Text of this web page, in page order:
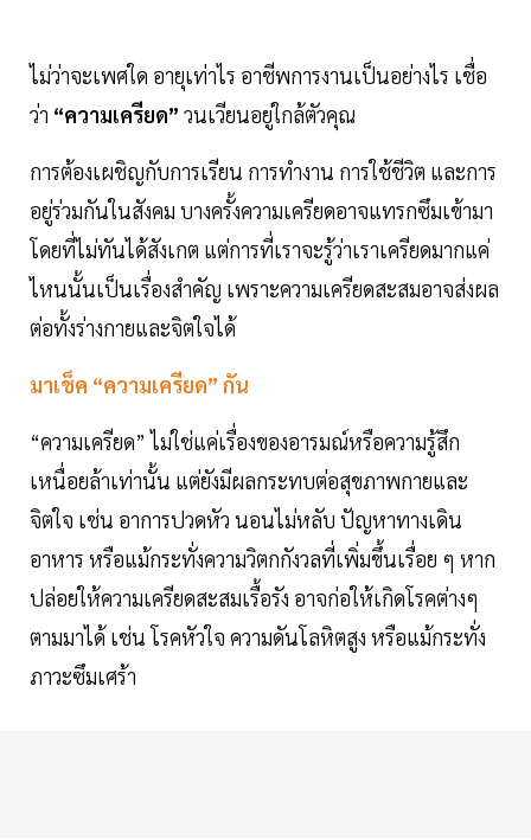
ไม่ว่าจะเพศใด อายุเท่าไร อาชีพการงานเป็นอย่างไร เชื่อ
ว่า “ความเครียด” วนเวียนอยู่ใกล้ตัวคุณ
การต้องเผชิญกับการเรียน การทำงาน การใช้ชีวิต และการ
อยู่ร่วมกันในสังคม บางครั้งความเครียดอาจแทรกซึมเข้ามา
โดยที่ไม่ทันได้สังเกต แต่การที่เราจะรู้ว่าเราเครียดมากแค่
ไหนนั้นเป็นเรื่องสำคัญ เพราะความเครียดสะสมอาจส่งผล
ต่อทั้งร่างกายและจิตใจได้
มาเช็ค “ความเครียด” กัน
“ความเครียด” ไม่ใช่แค่เรื่องของอารมณ์หรือความรู้สึก
เหนื่อยล้าเท่านั้น แต่ยังมีผลกระทบต่อสุขภาพกายและ
จิตใจ เช่น อาการปวดหัว นอนไม่หลับ ปัญหาทางเดิน
อาหาร หรือแม้กระทั่งความวิตกกังวลที่เพิ่มขึ้นเรื่อย ๆ หาก
ปล่อยให้ความเครียดสะสมเรื้อรัง อาจก่อให้เกิดโรคต่างๆ
ตามมาได้ เช่น โรคหัวใจ ความดันโลหิตสูง หรือแม้กระทั่ง
ภาวะซึมเศร้า